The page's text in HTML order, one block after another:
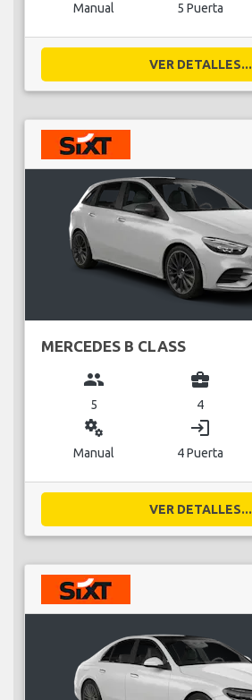
Manual 5 Puerta
VER DETALLES...
MERCEDES B CLASS
group
5
business_center
4
miscellaneous_services
Manual
login
4 Puerta
VER DETALLES...